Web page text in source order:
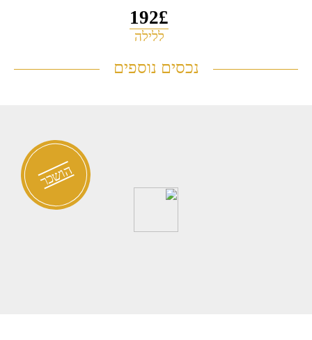
192£
ללילה
נכסים נוספים
הושכר
דירה להשכרה לתקופה קצרה בלב
0777